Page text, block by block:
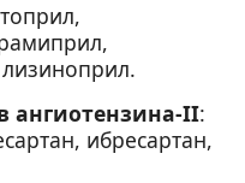
ангиотензина-II:
ибресартан,